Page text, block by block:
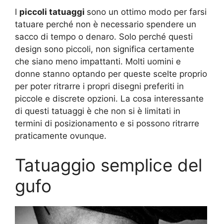
I piccoli tatuaggi sono un ottimo modo per farsi
tatuare perché non è necessario spendere un
sacco di tempo o denaro. Solo perché questi
design sono piccoli, non significa certamente
che siano meno impattanti. Molti uomini e
donne stanno optando per queste scelte proprio
per poter ritrarre i propri disegni preferiti in
piccole e discrete opzioni. La cosa interessante
di questi tatuaggi è che non si è limitati in
termini di posizionamento e si possono ritrarre
praticamente ovunque.
Tatuaggio semplice del
gufo